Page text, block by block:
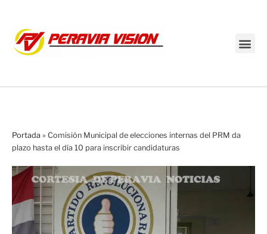
Portada » Comisión Municipal de elecciones internas del PRM da
plazo hasta el día 10 para inscribir candidaturas